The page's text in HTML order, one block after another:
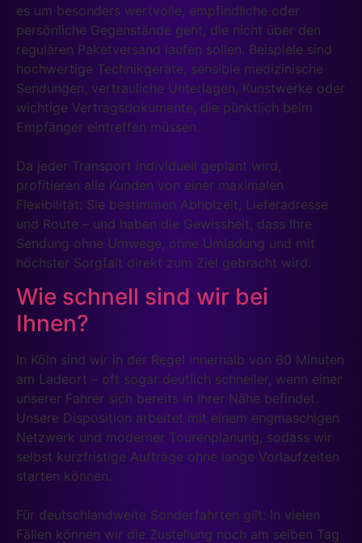
es um besonders wertvolle, empfindliche oder
persönliche Gegenstände geht, die nicht über den
regulären Paketversand laufen sollen. Beispiele sind
hochwertige Technikgeräte, sensible medizinische
Sendungen, vertrauliche Unterlagen, Kunstwerke oder
wichtige Vertragsdokumente, die pünktlich beim
Empfänger eintreffen müssen.
Da jeder Transport individuell geplant wird,
profitieren alle Kunden von einer maximalen
Flexibilität: Sie bestimmen Abholzeit, Lieferadresse
und Route – und haben die Gewissheit, dass Ihre
Sendung ohne Umwege, ohne Umladung und mit
höchster Sorgfalt direkt zum Ziel gebracht wird.
Wie schnell sind wir bei
Ihnen?
In Köln sind wir in der Regel innerhalb von 60 Minuten
am Ladeort – oft sogar deutlich schneller, wenn einer
unserer Fahrer sich bereits in Ihrer Nähe befindet.
Unsere Disposition arbeitet mit einem engmaschigen
Netzwerk und moderner Tourenplanung, sodass wir
selbst kurzfristige Aufträge ohne lange Vorlaufzeiten
starten können.
Für deutschlandweite Sonderfahrten gilt: In vielen
Fällen können wir die Zustellung noch am selben Tag